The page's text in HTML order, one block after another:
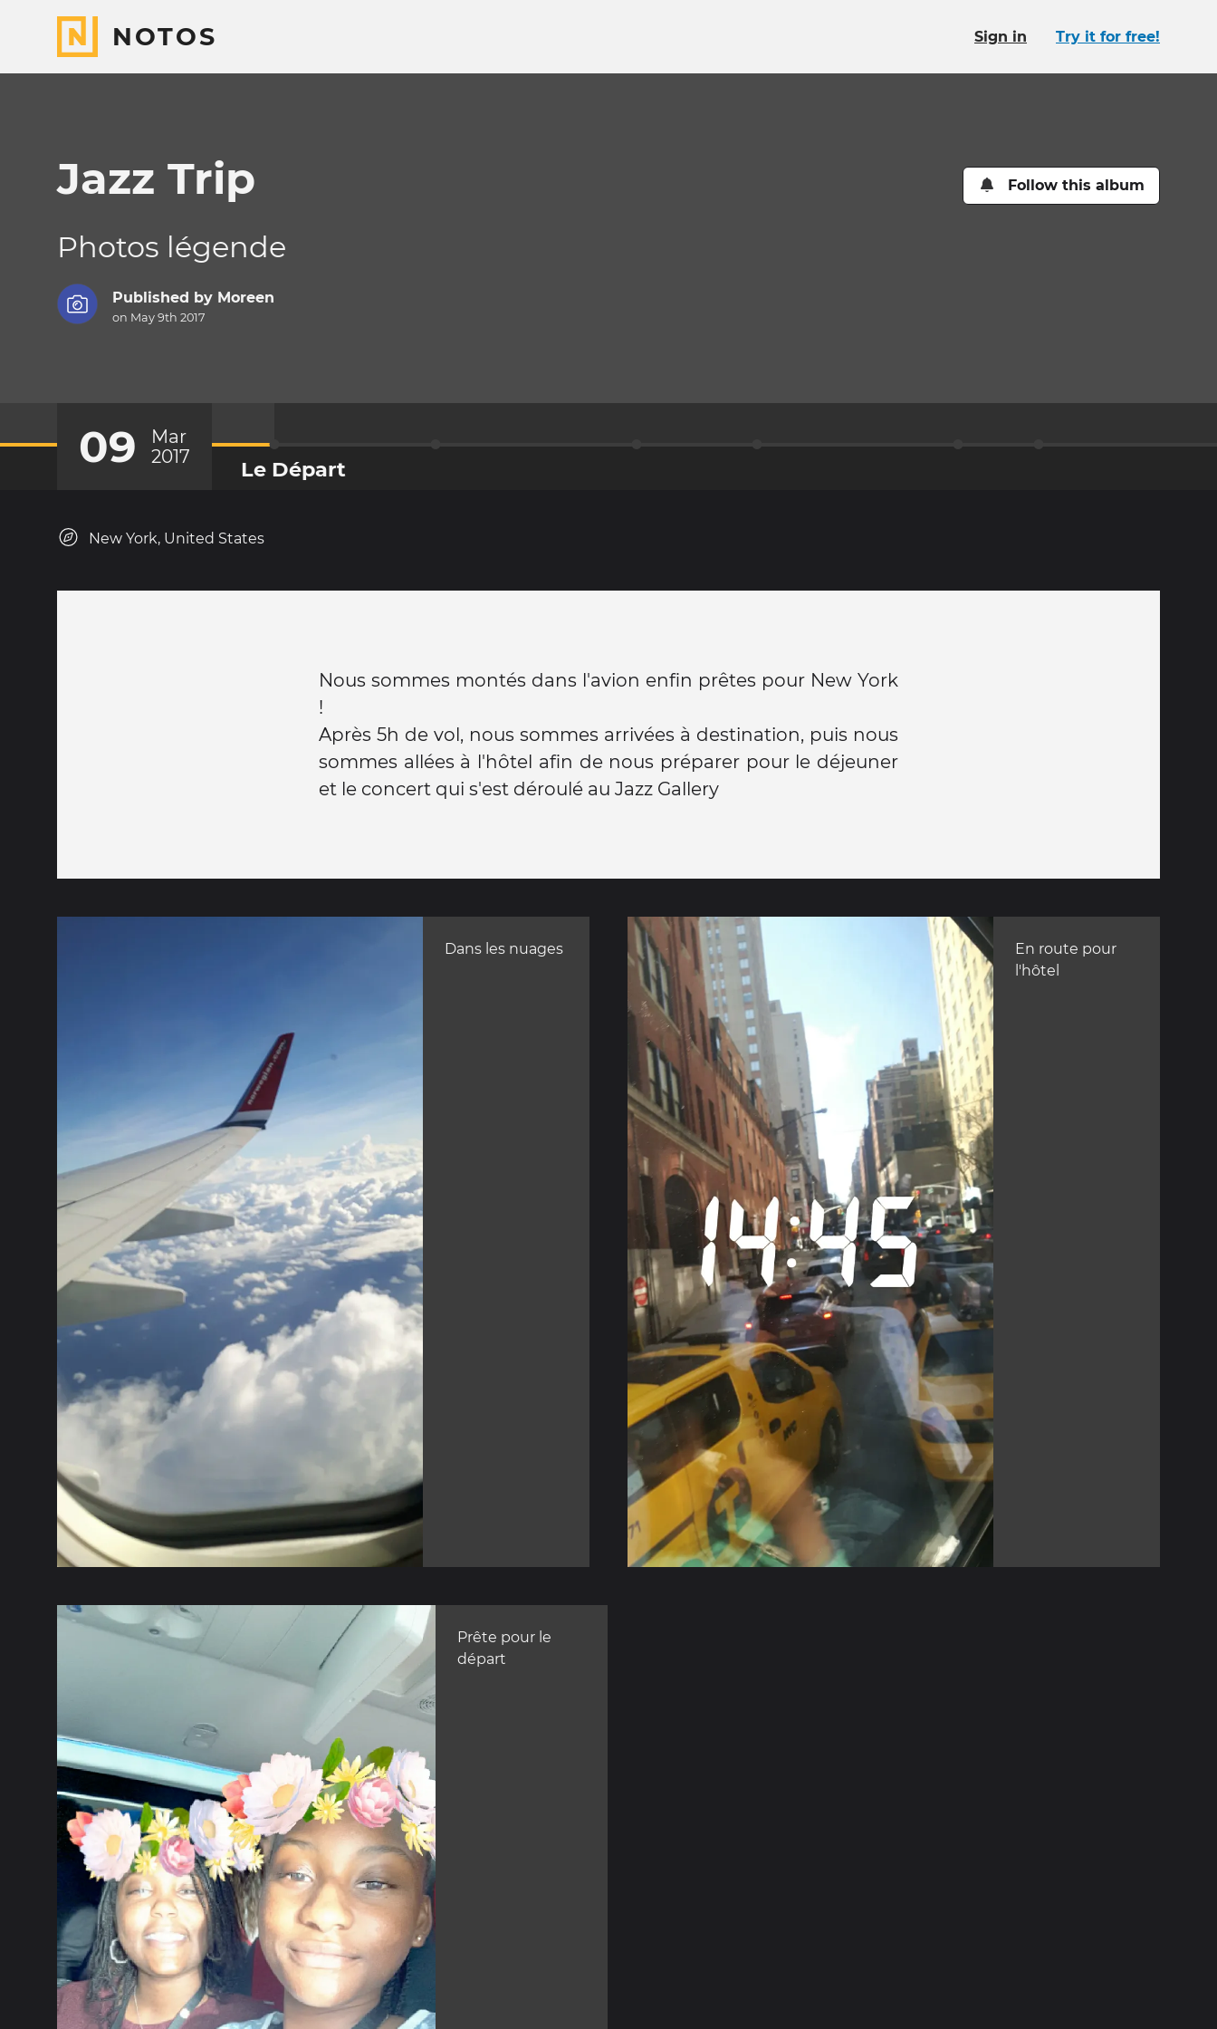
NOTOS Sign in Try it for free!
Jazz Trip Follow this album
Photos légende
Published by Moreen
on May 9th 2017
09
Mar
2017
Le Départ
New York, United States
Nous sommes montés dans l'avion enfin prêtes pour New York
!
Après 5h de vol, nous sommes arrivées à destination, puis nous
sommes allées à l'hôtel afin de nous préparer pour le déjeuner
et le concert qui s'est déroulé au Jazz Gallery
Dans les nuages
En route pour
l'hôtel
Prête pour le
départ